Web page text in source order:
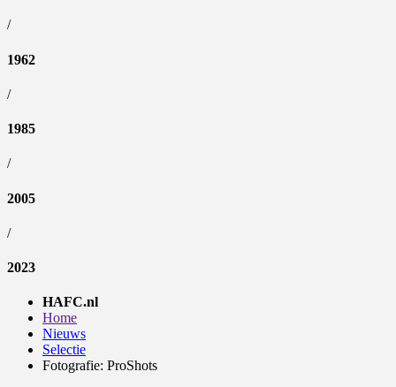
/
1962
/
1985
/
2005
/
2023
HAFC.nl
Home
Nieuws
Selectie
Fotografie: ProShots